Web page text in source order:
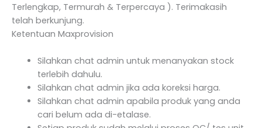
Terlengkap, Termurah & Terpercaya ). Terimakasih
telah berkunjung.
Ketentuan Maxprovision
Silahkan chat admin untuk menanyakan stock
terlebih dahulu.
Silahkan chat admin jika ada koreksi harga.
Silahkan chat admin apabila produk yang anda
cari belum ada di-etalase.